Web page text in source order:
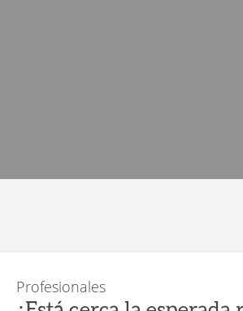
Profesionales